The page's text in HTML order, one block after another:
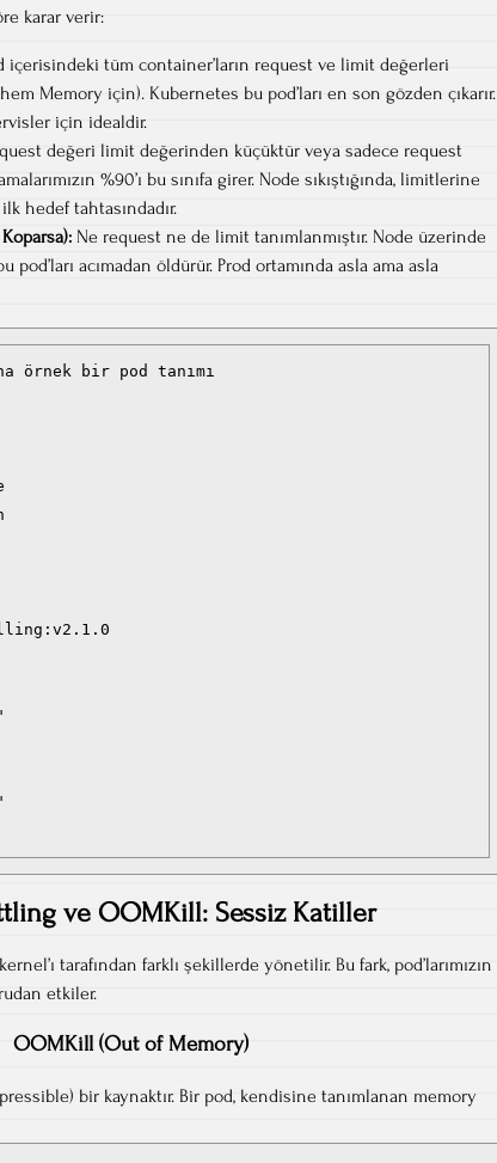
karar verir:
içerisindeki tüm container’ların request ve limit değerleri
Memory için). Kubernetes bu pod’ları en son gözden çıkarır.
için idealdir.
değeri limit değerinden küçüktür veya sadece request
%90’ı bu sınıfa girer. Node sıkıştığında, limitlerine
hedef tahtasındadır.
Ne request ne de limit tanımlanmıştır. Node üzerinde
acımadan öldürür. Prod ortamında asla ama asla
örnek bir pod tanımı
ve OOMKill: Sessiz Katiller
tarafından farklı şekillerde yönetilir. Bu fark, pod’larımızın
etkiler.
OOMKill (Out of Memory)
bir kaynaktır. Bir pod, kendisine tanımlanan memory